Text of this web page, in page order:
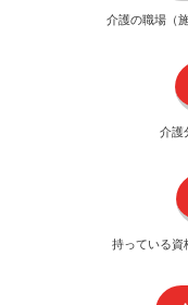
介護の職場（
介護
持っている資